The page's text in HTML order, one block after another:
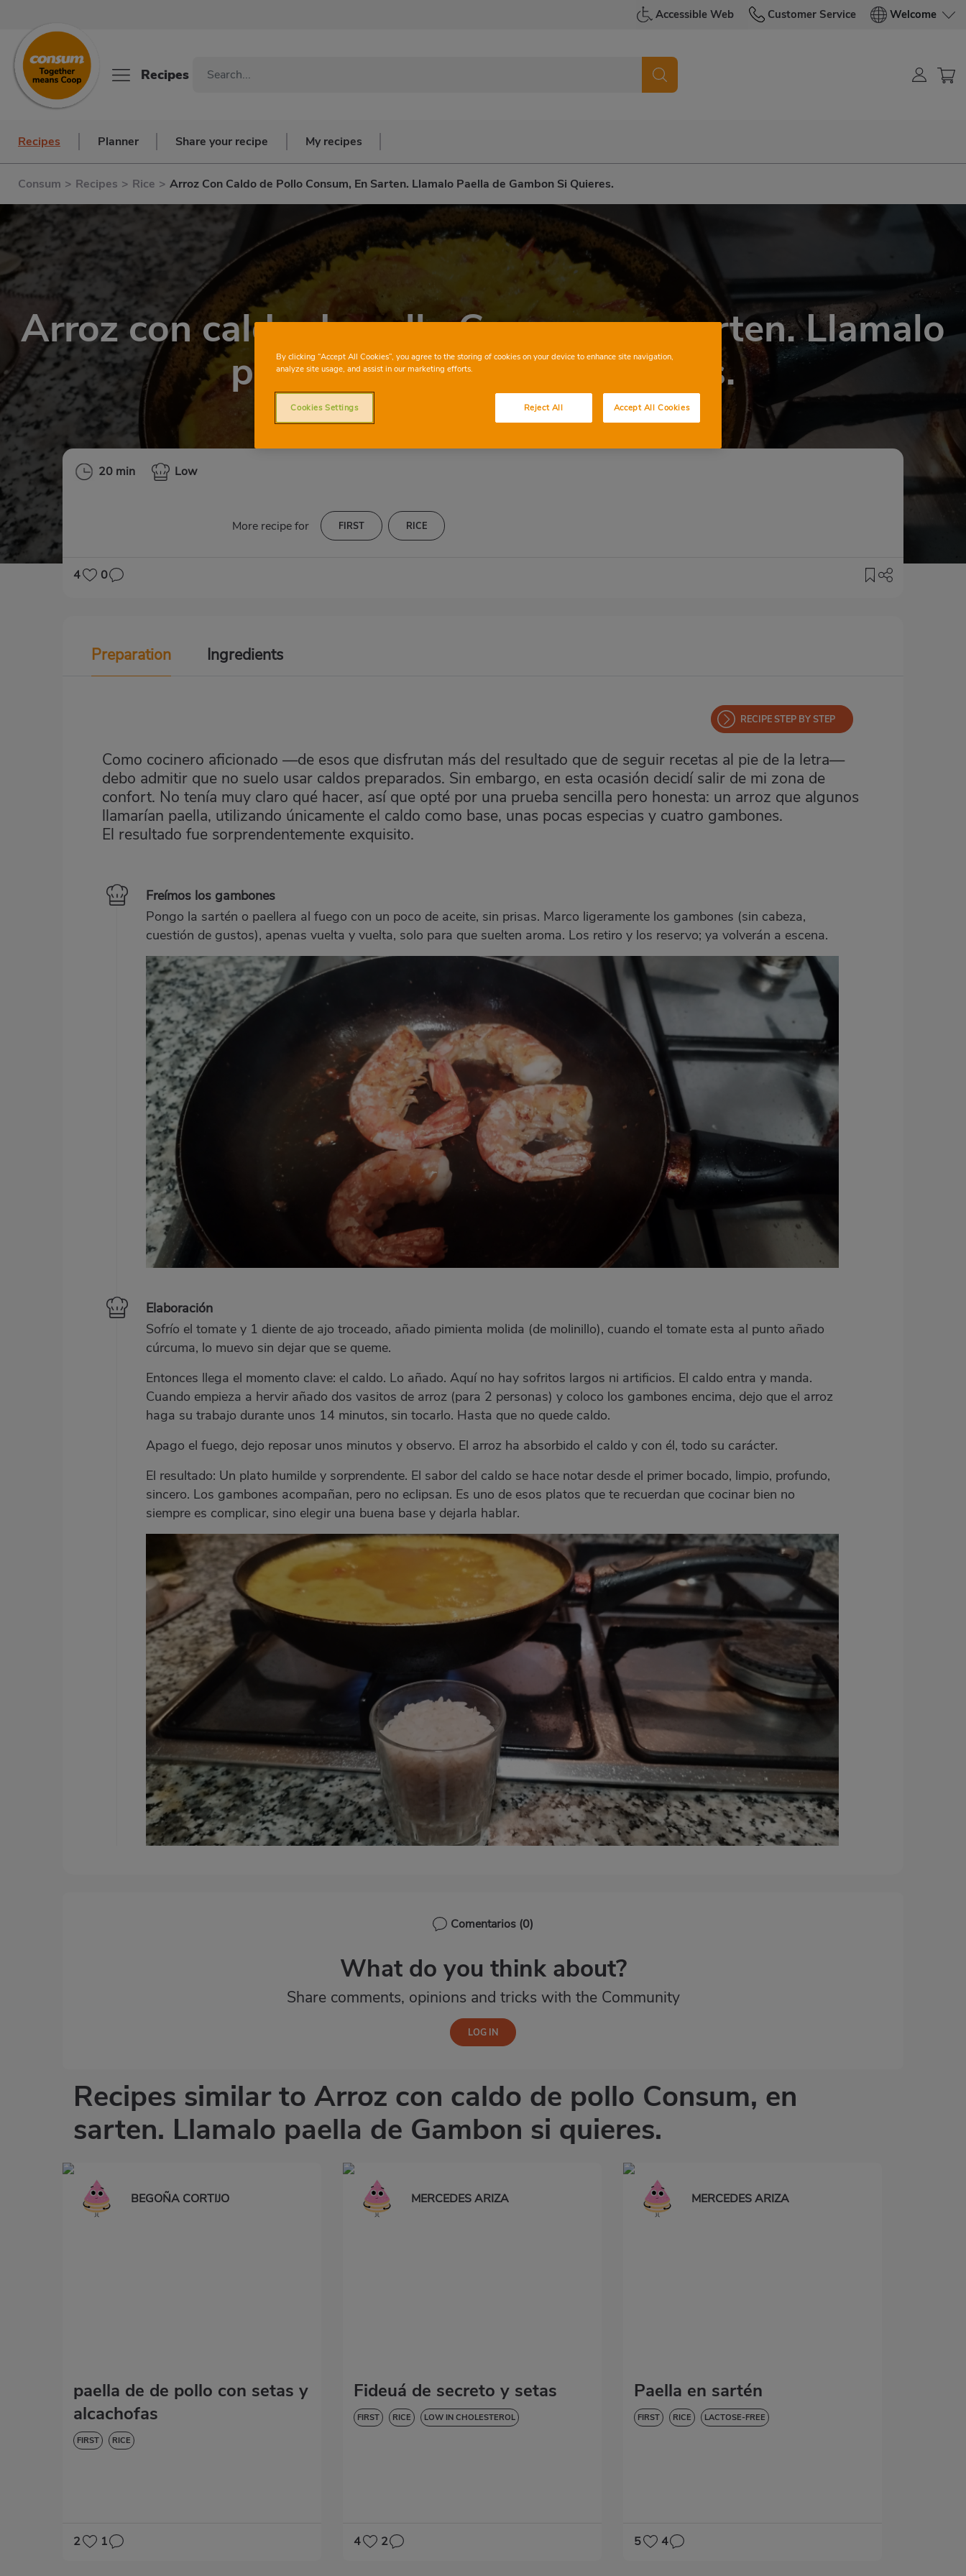
Accessible Web Customer Service Welcome
Recipes
Recipes Planner Share your recipe My recipes
Consum > Recipes > Rice > Arroz Con Caldo de Pollo Consum, En Sarten. Llamalo Paella de Gambon Si Quieres.
Arroz con caldo de pollo Consum, en sarten. Llamalo
paella de Gambon si quieres.
20 min Low
More recipe for FIRST RICE
4 0
Preparation Ingredients
RECIPE STEP BY STEP
Como cocinero aficionado —de esos que disfrutan más del resultado que de seguir recetas al pie de la letra—
debo admitir que no suelo usar caldos preparados. Sin embargo, en esta ocasión decidí salir de mi zona de
confort. No tenía muy claro qué hacer, así que opté por una prueba sencilla pero honesta: un arroz que algunos
llamarían paella, utilizando únicamente el caldo como base, unas pocas especias y cuatro gambones.
El resultado fue sorprendentemente exquisito.
Freímos los gambones
Pongo la sartén o paellera al fuego con un poco de aceite, sin prisas. Marco ligeramente los gambones (sin cabeza,
cuestión de gustos), apenas vuelta y vuelta, solo para que suelten aroma. Los retiro y los reservo; ya volverán a escena.
Elaboración
Sofrío el tomate y 1 diente de ajo troceado, añado pimienta molida (de molinillo), cuando el tomate esta al punto añado
cúrcuma, lo muevo sin dejar que se queme.
Entonces llega el momento clave: el caldo. Lo añado. Aquí no hay sofritos largos ni artificios. El caldo entra y manda.
Cuando empieza a hervir añado dos vasitos de arroz (para 2 personas) y coloco los gambones encima, dejo que el arroz
haga su trabajo durante unos 14 minutos, sin tocarlo. Hasta que no quede caldo.
Apago el fuego, dejo reposar unos minutos y observo. El arroz ha absorbido el caldo y con él, todo su carácter.
El resultado: Un plato humilde y sorprendente. El sabor del caldo se hace notar desde el primer bocado, limpio, profundo,
sincero. Los gambones acompañan, pero no eclipsan. Es uno de esos platos que te recuerdan que cocinar bien no
siempre es complicar, sino elegir una buena base y dejarla hablar.
Comentarios (0)
What do you think about?
Share comments, opinions and tricks with the Community
Recipes similar to Arroz con caldo de pollo Consum, en
sarten. Llamalo paella de Gambon si quieres.
BEGOÑA CORTIJO
paella de de pollo con setas y
alcachofas
FIRST RICE
2 1
MERCEDES ARIZA
Fideuá de secreto y setas
FIRST RICE LOW IN CHOLESTEROL
4 2
MERCEDES ARIZA
Paella en sartén
FIRST RICE LACTOSE-FREE
5 4
By clicking “Accept All Cookies”, you agree to the storing of cookies on your device to enhance site navigation,
analyze site usage, and assist in our marketing efforts.
Reject All Accept All Cookies
Cookies Settings